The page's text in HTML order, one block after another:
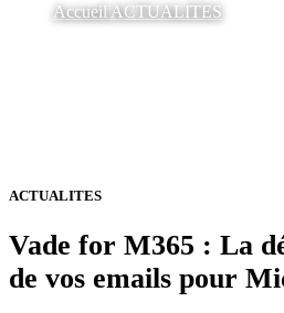
AccueilACTUALITES
ACTUALITES
Vade for M365 : La
de vos emails pour